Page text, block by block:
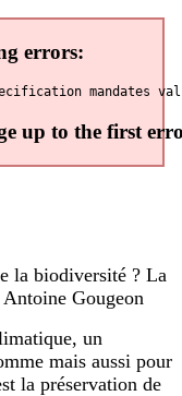
la biodiversité ? La
Gougeon
un
mais aussi pour
la préservation de